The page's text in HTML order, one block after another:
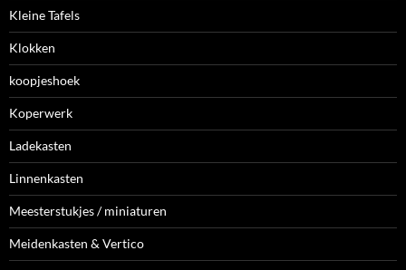
Kleine Tafels
Klokken
koopjeshoek
Koperwerk
Ladekasten
Linnenkasten
Meesterstukjes / miniaturen
Meidenkasten & Vertico